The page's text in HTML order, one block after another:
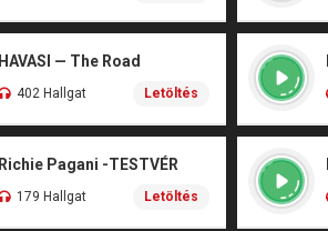
HAVASI — The Road
402 Hallgat Letöltés
Richie Pagani -TESTVÉR
179 Hallgat Letöltés